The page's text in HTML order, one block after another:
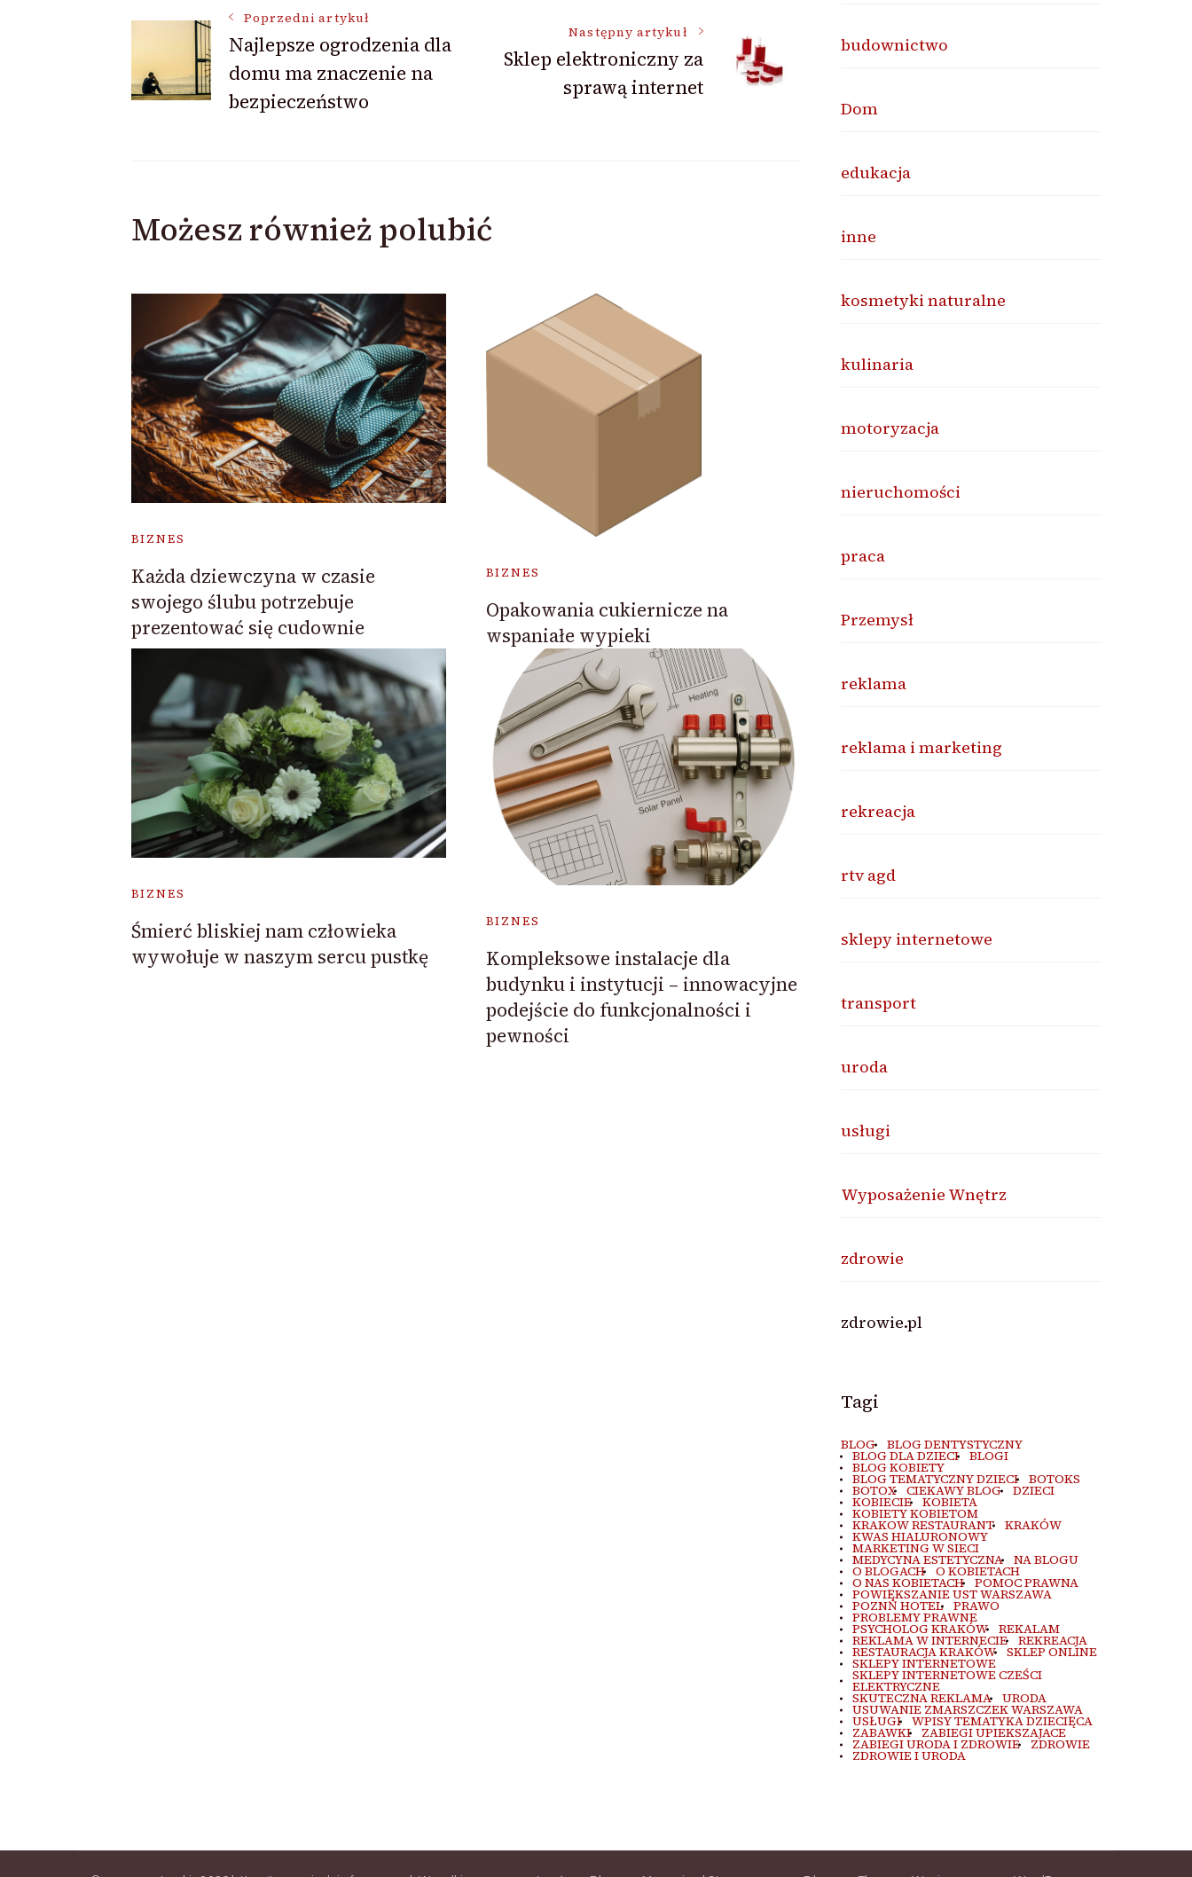
Nawigacja
wpisu
Poprzedni artykuł
Najlepsze ogrodzenia dla
domu ma znaczenie na
bezpieczeństwo
Następny artykuł
Sklep elektroniczny za
sprawą internet
Możesz również polubić
BIZNES
Każda dziewczyna w czasie
swojego ślubu potrzebuje
prezentować się cudownie
BIZNES
Opakowania cukiernicze na
wspaniałe wypieki
BIZNES
Śmierć bliskiej nam człowieka
wywołuje w naszym sercu pustkę
BIZNES
Kompleksowe instalacje dla
budynku i instytucji – innowacyjne
podejście do funkcjonalności i
pewności
budownictwo
Dom
edukacja
inne
kosmetyki naturalne
kulinaria
motoryzacja
nieruchomości
praca
Przemysł
reklama
reklama i marketing
rekreacja
rtv agd
sklepy internetowe
transport
uroda
usługi
Wyposażenie Wnętrz
zdrowie
zdrowie.pl
Tagi
BLOG BLOG DENTYSTYCZNY
BLOG DLA DZIECI BLOGI
BLOG KOBIETY
BLOG TEMATYCZNY DZIECI BOTOKS
BOTOX CIEKAWY BLOG DZIECI
KOBIECIE KOBIETA
KOBIETY KOBIETOM
KRAKOW RESTAURANT KRAKÓW
KWAS HIALURONOWY
MARKETING W SIECI
MEDYCYNA ESTETYCZNA NA BLOGU
O BLOGACH O KOBIETACH
O NAS KOBIETACH POMOC PRAWNA
POWIĘKSZANIE UST WARSZAWA
POZNŃ HOTEL PRAWO
PROBLEMY PRAWNE
PSYCHOLOG KRAKÓW REKALAM
REKLAMA W INTERNECIE REKREACJA
RESTAURACJA KRAKÓW SKLEP ONLINE
SKLEPY INTERNETOWE
SKLEPY INTERNETOWE CZEŚCI
ELEKTRYCZNE
SKUTECZNA REKLAMA URODA
USUWANIE ZMARSZCZEK WARSZAWA
USŁUGI WPISY TEMATYKA DZIECIĘCA
ZABAWKI ZABIEGI UPIEKSZAJACE
ZABIEGI URODA I ZDROWIE ZDROWIE
ZDROWIE I URODA